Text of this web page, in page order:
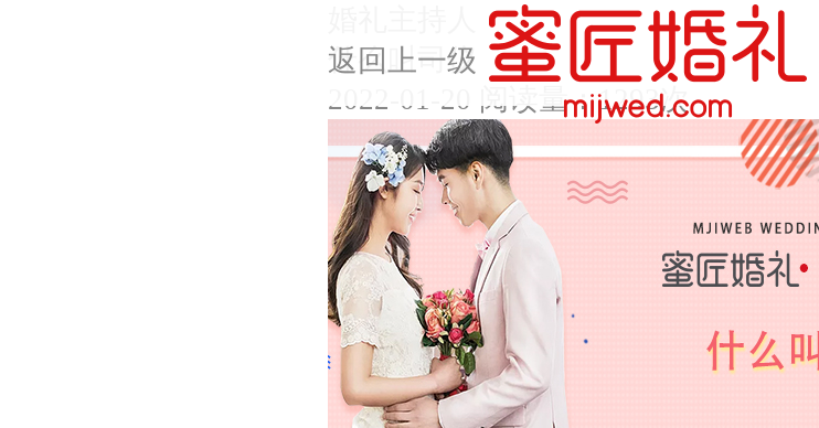
返回上一级
什么叫司仪
2022-01-20 阅读量：1293次